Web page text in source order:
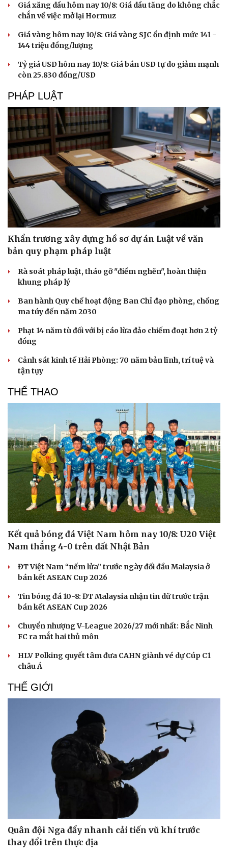
Tư vấn
check-in
Câu chuyện thời sự
Cửa sổ tình yêu
Giá xăng dầu hôm nay 10/8: Giá dầu tăng do không chắc
chắn về việc mở lại Hormuz
Giá vàng hôm nay 10/8: Giá vàng SJC ổn định mức 141 -
144 triệu đồng/lượng
Tỷ giá USD hôm nay 10/8: Giá bán USD tự do giảm mạnh
còn 25.830 đồng/USD
PHÁP LUẬT
Khẩn trương xây dựng hồ sơ dự án Luật về văn
bản quy phạm pháp luật
Rà soát pháp luật, tháo gỡ "điểm nghẽn", hoàn thiện
khung pháp lý
Ban hành Quy chế hoạt động Ban Chỉ đạo phòng, chống
ma túy đến năm 2030
Phạt 14 năm tù đối với bị cáo lừa đảo chiếm đoạt hơn 2 tỷ
đồng
Cảnh sát kinh tế Hải Phòng: 70 năm bản lĩnh, trí tuệ và
tận tụy
THỂ THAO
Kết quả bóng đá Việt Nam hôm nay 10/8: U20 Việt
Nam thắng 4-0 trên đất Nhật Bản
ĐT Việt Nam “nếm lửa” trước ngày đối đầu Malaysia ở
bán kết ASEAN Cup 2026
Tin bóng đá 10-8: ĐT Malaysia nhận tin dữ trước trận
bán kết ASEAN Cup 2026
Chuyển nhượng V-League 2026/27 mới nhất: Bắc Ninh
FC ra mắt hai thủ môn
HLV Polking quyết tâm đưa CAHN giành vé dự Cúp C1
châu Á
THẾ GIỚI
Quân đội Nga đẩy nhanh cải tiến vũ khí trước
thay đổi trên thực địa